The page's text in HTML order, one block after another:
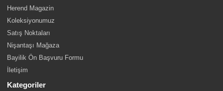
Herend Magazin
Koleksiyonumuz
Satış Noktaları
Nişantaşı Mağaza
Bayilik Ön Başvuru Formu
İletişim
Kategoriler